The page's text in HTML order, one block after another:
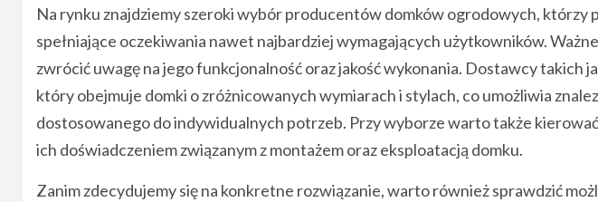
Na rynku znajdziemy szeroki wybór producentów domków ogrodowych, którzy
spełniające oczekiwania nawet najbardziej wymagających użytkowników.
zwrócić uwagę na jego funkcjonalność oraz jakość wykonania. Dostawcy takich
który obejmuje domki o zróżnicowanych wymiarach i stylach, co umożliwia
dostosowanego do indywidualnych potrzeb. Przy wyborze warto także
ich doświadczeniem związanym z montażem oraz eksploatacją domku.
Zanim zdecydujemy się na konkretne rozwiązanie, warto również sprawdzić